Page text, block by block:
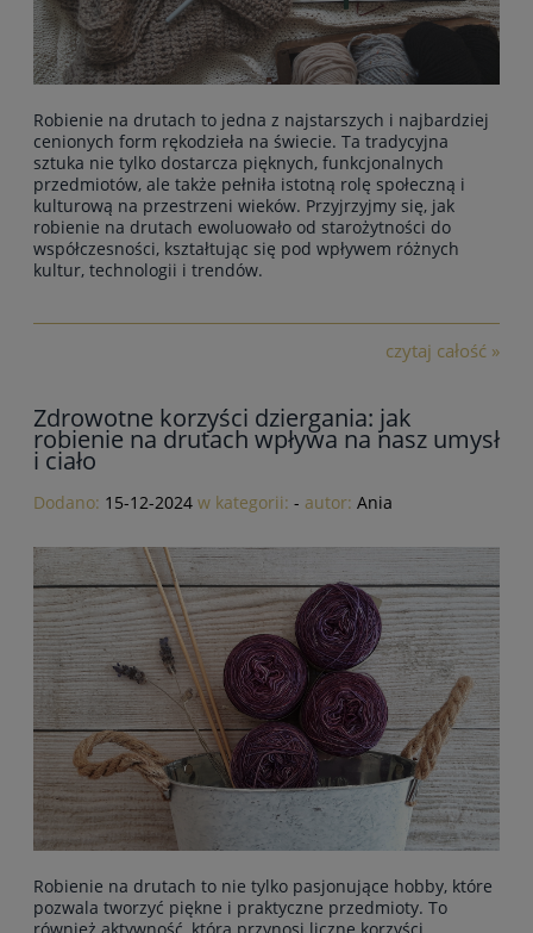
Robienie na drutach to jedna z najstarszych i najbardziej
cenionych form rękodzieła na świecie. Ta tradycyjna
sztuka nie tylko dostarcza pięknych, funkcjonalnych
przedmiotów, ale także pełniła istotną rolę społeczną i
kulturową na przestrzeni wieków. Przyjrzyjmy się, jak
robienie na drutach ewoluowało od starożytności do
współczesności, kształtując się pod wpływem różnych
kultur, technologii i trendów.
czytaj całość »
Zdrowotne korzyści dziergania: jak
robienie na drutach wpływa na nasz umysł
i ciało
Dodano: 15-12-2024 w kategorii: - autor: Ania
Robienie na drutach to nie tylko pasjonujące hobby, które
pozwala tworzyć piękne i praktyczne przedmioty. To